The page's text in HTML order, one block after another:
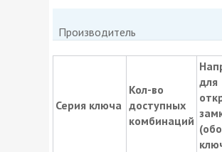
Производитель
Серия ключа
Кол-во
доступных
комбинаций
для